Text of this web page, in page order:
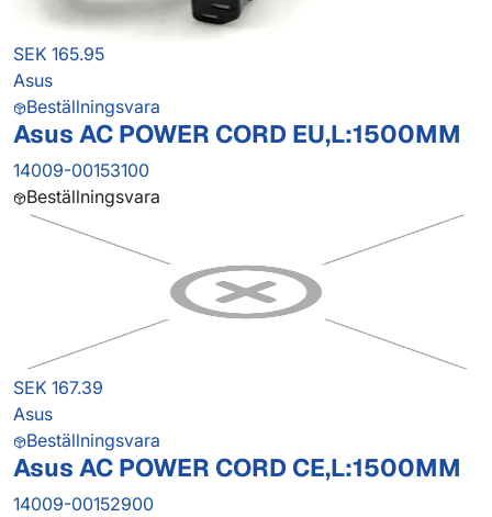
SEK 165.95
Asus
Beställningsvara
Asus AC POWER CORD EU,L:1500MM
14009-00153100
Beställningsvara
SEK 167.39
Asus
Beställningsvara
Asus AC POWER CORD CE,L:1500MM
14009-00152900